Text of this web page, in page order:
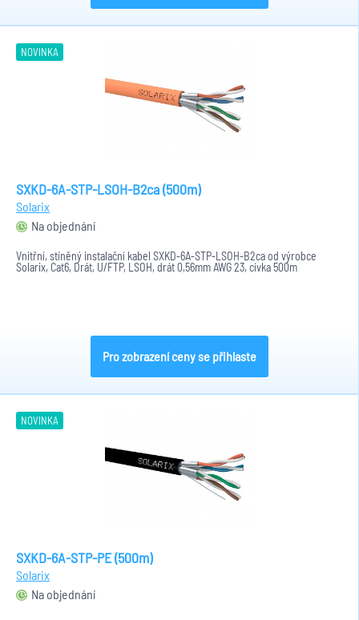
NOVINKA
SXKD-6A-STP-LSOH-B2ca (500m)
Solarix
Na objednání
Vnitřní, stíněný instalační kabel SXKD-6A-STP-LSOH-B2ca od výrobce
Solarix, Cat6, Drát, U/FTP, LSOH, drát 0,56mm AWG 23, cívka 500m
Pro zobrazení ceny se přihlaste
NOVINKA
SXKD-6A-STP-PE (500m)
Solarix
Na objednání